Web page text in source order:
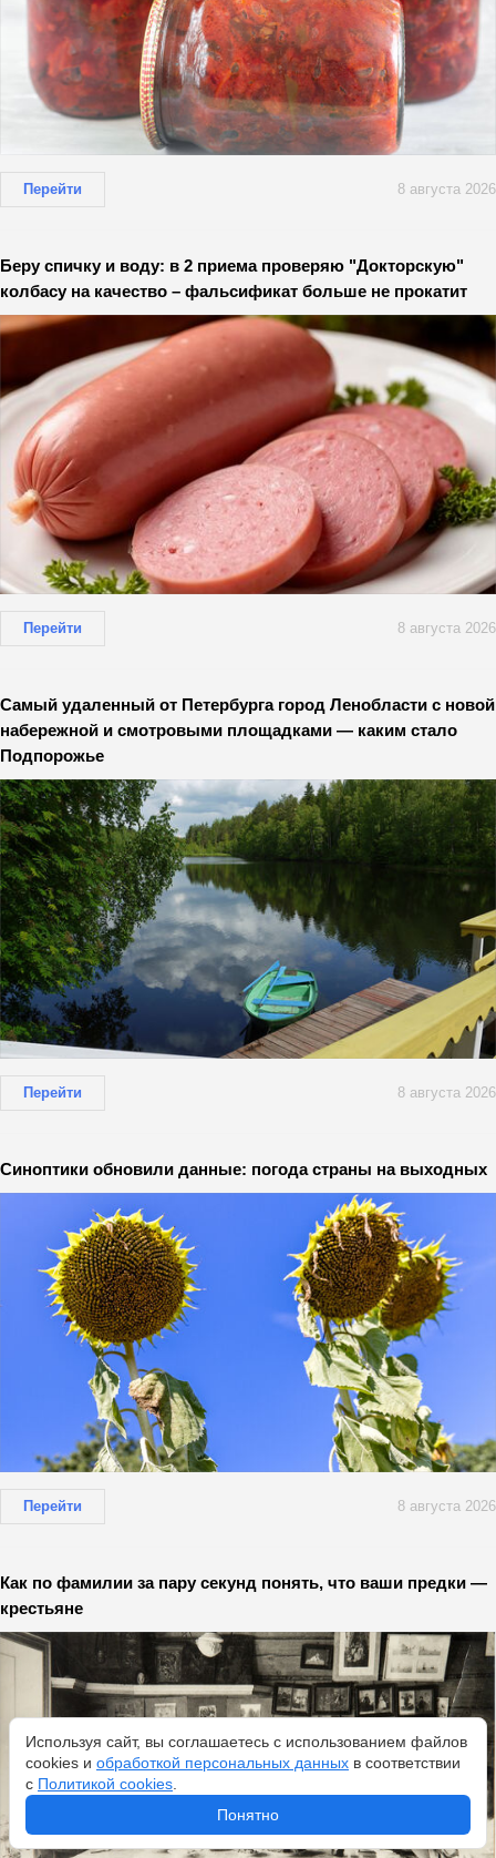
Перейти 8 августа 2026
Беру спичку и воду: в 2 приема проверяю "Докторскую"
колбасу на качество – фальсификат больше не прокатит
Перейти 8 августа 2026
Самый удаленный от Петербурга город Ленобласти с новой
набережной и смотровыми площадками — каким стало
Подпорожье
Перейти 8 августа 2026
Синоптики обновили данные: погода страны на выходных
Перейти 8 августа 2026
Как по фамилии за пару секунд понять, что ваши предки —
крестьяне
Используя сайт, вы соглашаетесь с использованием файлов
cookies и обработкой персональных данных в соответствии
с Политикой cookies
Понятно